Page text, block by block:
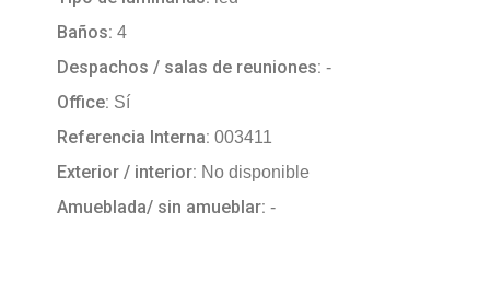
Baños: 4
Despachos / salas de reuniones: -
Office: Sí
Referencia Interna: 003411
Exterior / interior: No disponible
Amueblada/ sin amueblar: -